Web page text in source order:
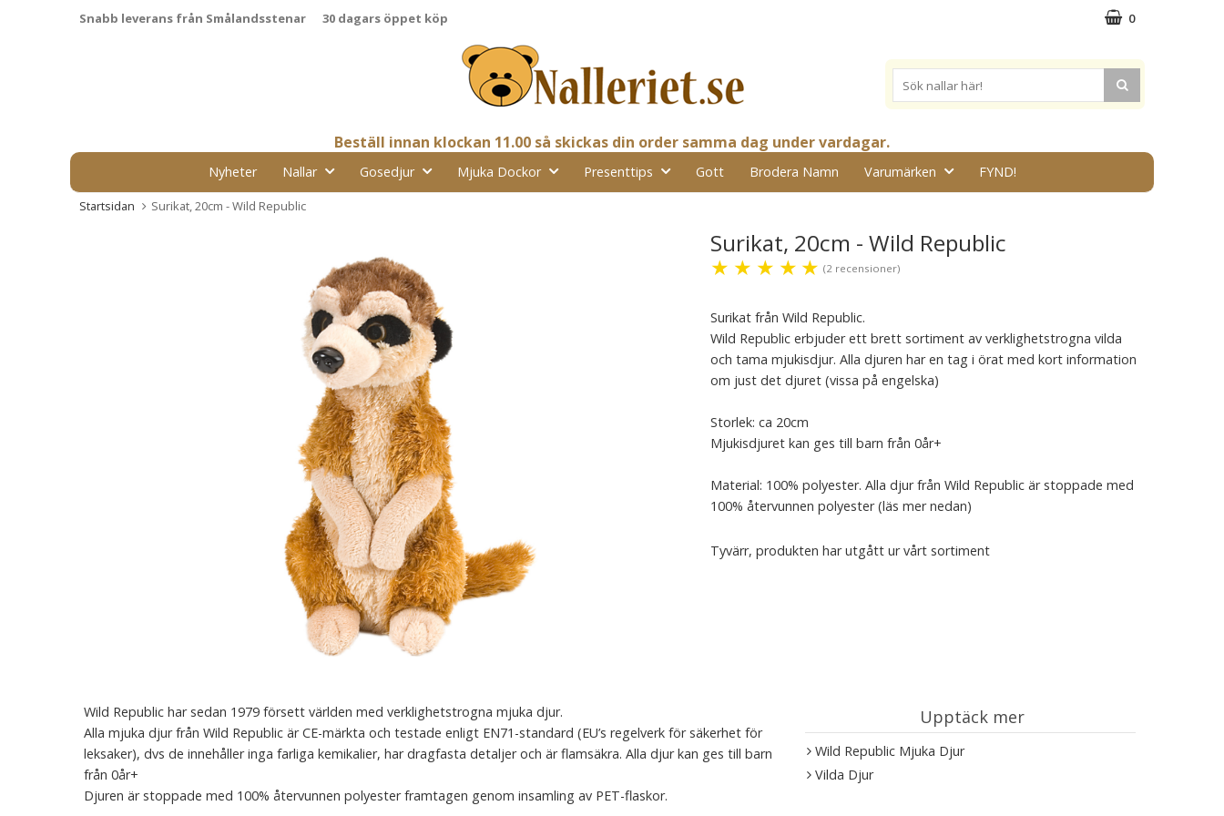
Snabb leverans från Smålandsstenar 30 dagars öppet köp 0
Beställ innan klockan 11.00 så skickas din order samma dag under vardagar.
Nyheter Nallar Gosedjur Mjuka Dockor Presenttips Gott Brodera Namn Varumärken FYND!
Startsidan Surikat, 20cm - Wild Republic
Surikat, 20cm - Wild Republic
★ ★ ★ ★ ★ (2 recensioner)
Surikat från Wild Republic.
Wild Republic erbjuder ett brett sortiment av verklighetstrogna vilda
och tama mjukisdjur. Alla djuren har en tag i örat med kort information
om just det djuret (vissa på engelska)
Storlek: ca 20cm
Mjukisdjuret kan ges till barn från 0år+
Material: 100% polyester. Alla djur från Wild Republic är stoppade med
100% återvunnen polyester (läs mer nedan)
Tyvärr, produkten har utgått ur vårt sortiment
Wild Republic har sedan 1979 försett världen med verklighetstrogna mjuka djur.
Alla mjuka djur från Wild Republic är CE-märkta och testade enligt EN71-standard (EU’s regelverk för säkerhet för
leksaker), dvs de innehåller inga farliga kemikalier, har dragfasta detaljer och är flamsäkra. Alla djur kan ges till barn
från 0år+
Djuren är stoppade med 100% återvunnen polyester framtagen genom insamling av PET-flaskor.
Upptäck mer
Wild Republic Mjuka Djur
Vilda Djur